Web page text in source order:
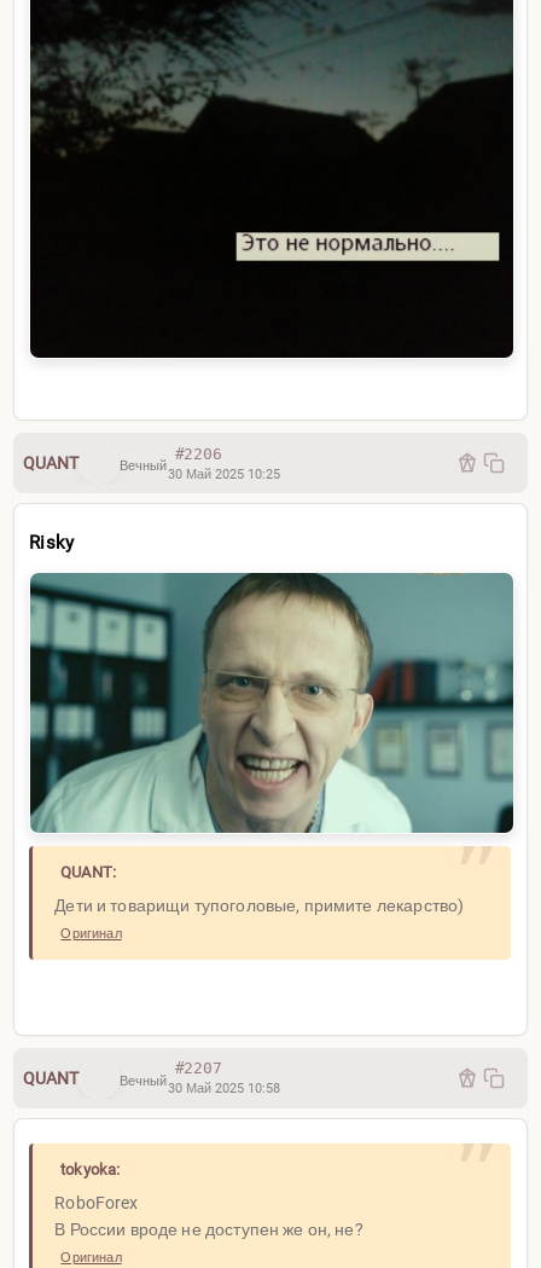
QUANT Вечный
#2206
30 Май 2025 10:25
Risky
QUANT:
Дети и товарищи тупоголовые, примите лекарство)
Оригинал
QUANT Вечный
#2207
30 Май 2025 10:58
tokyoka:
RoboForex
В России вроде не доступен же он, не?
Оригинал